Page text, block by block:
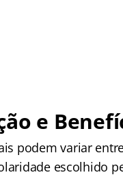
e
podem variar
escolhido